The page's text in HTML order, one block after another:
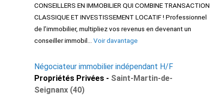
CONSEILLERS EN IMMOBILIER QUI COMBINE TRANSACTION
CLASSIQUE ET INVESTISSEMENT LOCATIF ! Professionnel
de l’immobilier, multipliez vos revenus en devenant un
conseiller immobil... Voir davantage
Négociateur immobilier indépendant H/F
Propriétés Privées - Saint-Martin-de-
Seignanx (40)